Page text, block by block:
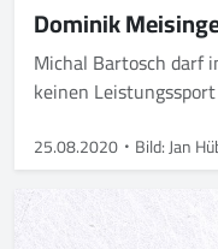
Dominik
Michal Bartosch darf
keinen
25.08.2020 Bild: Jan